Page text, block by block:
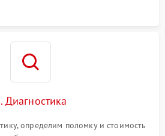
Диагностика
определим поломку и стоимость